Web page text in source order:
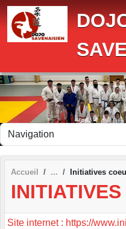
Accueil Initiatives
Site internet : https://
Panneau de gestion des